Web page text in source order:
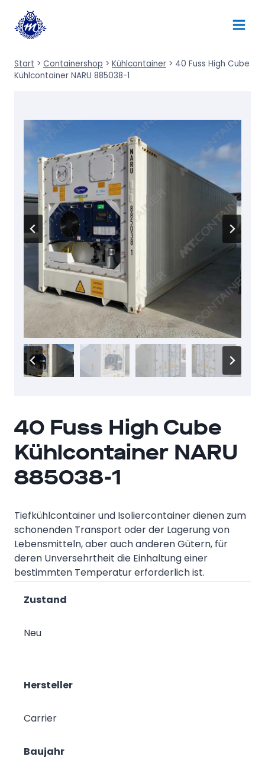
Inhalt
springen
Start > Containershop > Kühlcontainer > 40 Fuss High Cube
Kühlcontainer NARU 885038-1
40 Fuss High Cube
Kühlcontainer NARU
885038-1
Tiefkühlcontainer und Isoliercontainer dienen zum
schonenden Transport oder der Lagerung von
Lebensmitteln, aber auch anderen Gütern, für
deren Unversehrtheit die Einhaltung einer
bestimmten Temperatur erforderlich ist.
Zustand
Neu
Hersteller
Carrier
Baujahr